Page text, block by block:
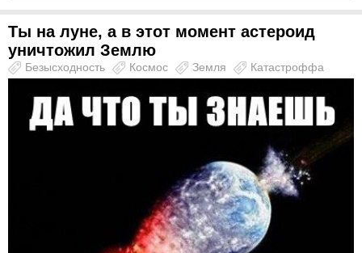
Ты на луне, а в этот момент астероид
уничтожил Землю
Безысходность Космос Земля Катастроффа